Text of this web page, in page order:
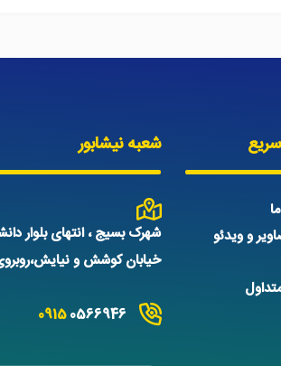
و ویدئو
شعبه نیشابور
شهرک بسیج ، انتهای بلوار
خیابان کوشش و
09150566946